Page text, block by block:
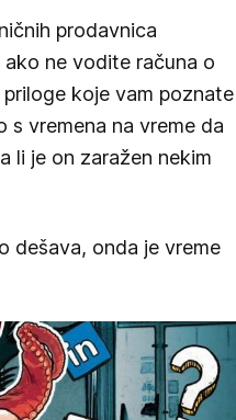
prodavnica
ne vodite računa o
koje vam poznate
s vremena na vreme da
li je on zaražen nekim
dešava, onda je vreme